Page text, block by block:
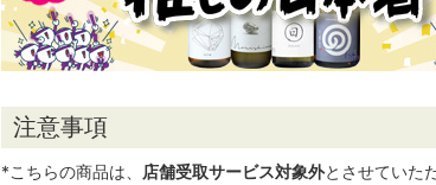
注意事項
*こちらの商品は、 店舗受取サービス対象外とさせていた